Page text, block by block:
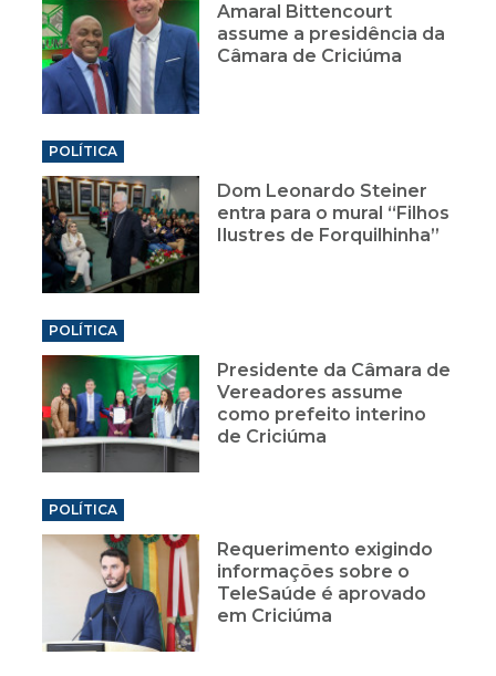
Amaral Bittencourt
assume a presidência da
Câmara de Criciúma
POLÍTICA
Dom Leonardo Steiner
entra para o mural “Filhos
Ilustres de Forquilhinha”
POLÍTICA
Presidente da Câmara de
Vereadores assume
como prefeito interino
de Criciúma
POLÍTICA
Requerimento exigindo
informações sobre o
TeleSaúde é aprovado
em Criciúma